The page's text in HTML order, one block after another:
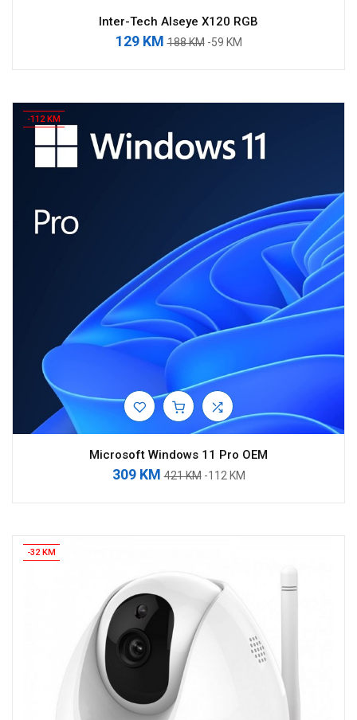
Inter-Tech Alseye X120 RGB
129 KM 188 KM -59 KM
-112 KM
Microsoft Windows 11 Pro OEM
309 KM 421 KM -112 KM
-32 KM